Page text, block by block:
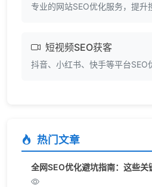
专业的网站SEO优化服务，提升
短视频SEO获客
抖音、小红书、快手等平台SEO
热门文章
全网SEO优化避坑指南：这些关